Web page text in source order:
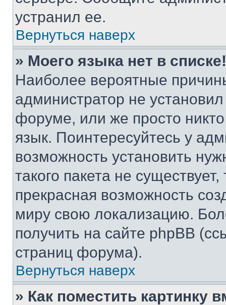
устранил ее.
Вернуться наверх
» Моего языка нет в списке!
Наиболее вероятные
администратор не
форуме, или же просто
язык. Поинтересуйтесь у
возможность установить
такого пакета не
прекрасная возможность
миру свою локализацию.
получить на сайте phpBB
страниц форума).
Вернуться наверх
» Как поместить картинку